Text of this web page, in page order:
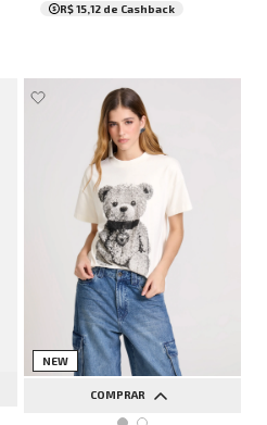
R$ 15,12 de Cashback
NEW
COMPRAR